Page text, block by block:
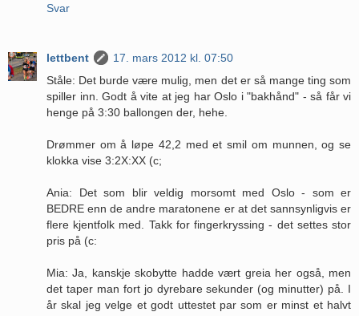
Svar
lettbent
17. mars 2012 kl. 07:50
Ståle: Det burde være mulig, men det er så mange ting som
spiller inn. Godt å vite at jeg har Oslo i "bakhånd" - så får vi
henge på 3:30 ballongen der, hehe.
Drømmer om å løpe 42,2 med et smil om munnen, og se
klokka vise 3:2X:XX (c;
Ania: Det som blir veldig morsomt med Oslo - som er
BEDRE enn de andre maratonene er at det sannsynligvis er
flere kjentfolk med. Takk for fingerkryssing - det settes stor
pris på (c:
Mia: Ja, kanskje skobytte hadde vært greia her også, men
det taper man fort jo dyrebare sekunder (og minutter) på. I
år skal jeg velge et godt uttestet par som er minst et halvt